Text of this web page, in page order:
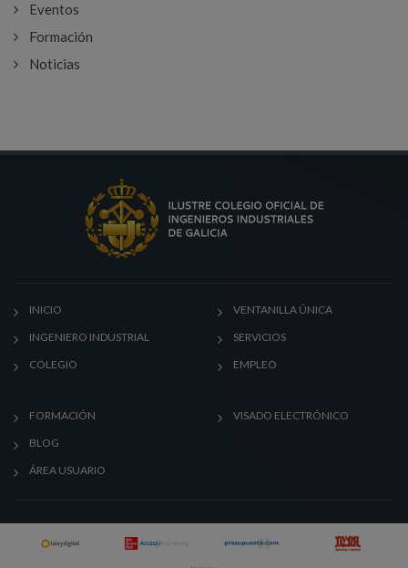
Eventos
Formación
Noticias
INICIO
INGENIERO INDUSTRIAL
COLEGIO
VENTANILLA ÚNICA
SERVICIOS
EMPLEO
FORMACIÓN
BLOG
ÁREA USUARIO
VISADO ELECTRÓNICO